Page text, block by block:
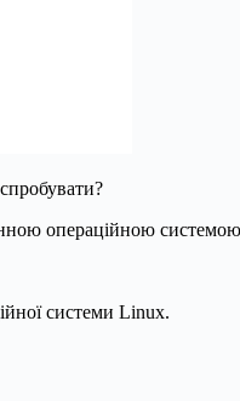
операційною
системи Linux.